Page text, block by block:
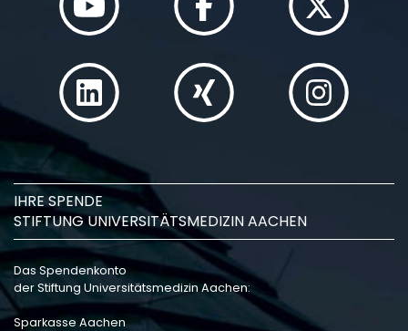
IHRE SPENDE
STIFTUNG UNIVERSITÄTSMEDIZIN AACHEN
Das Spendenkonto
der Stiftung Universitätsmedizin Aachen:
Sparkasse Aachen